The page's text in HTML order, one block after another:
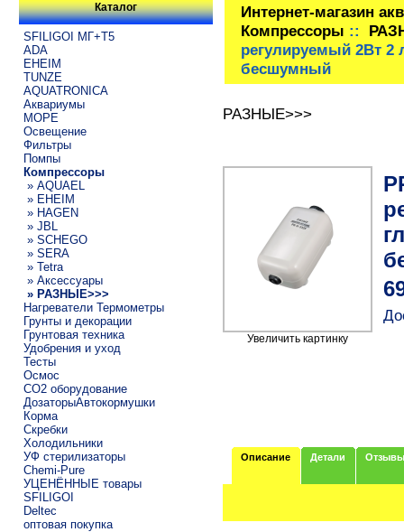
Каталог
SFILIGOI МГ+Т5
ADA
EHEIM
TUNZE
AQUATRONICA
Аквариумы
МОРЕ
Освещение
Фильтры
Помпы
Компрессоры
» AQUAEL
» EHEIM
» HAGEN
» JBL
» SCHEGO
» SERA
» Tetra
» Аксессуары
» РАЗНЫЕ>>>
Нагреватели Термометры
Грунты и декорации
Грунтовая техника
Удобрения и уход
Тесты
Осмос
CO2 оборудование
ДозаторыАвтокормушки
Корма
Скребки
Холодильники
УФ стерилизаторы
Chemi-Pure
УЦЕНЁННЫЕ товары
SFILIGOI
Deltec
оптовая покупка
Интернет-магазин
Компрессоры ::
регулируемый 2Вт 2
бесшумный
РАЗНЫЕ>>>
Увеличить картинку
Описание Детали Отзывы